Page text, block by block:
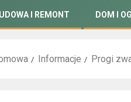
I REMONT DOM I
Informacje Progi